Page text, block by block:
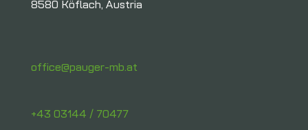
8580 Köflach, Austria
office@pauger-mb.at
+43 03144 / 70477